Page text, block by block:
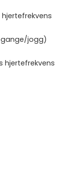
gange/jogg)
hjertefrekvens